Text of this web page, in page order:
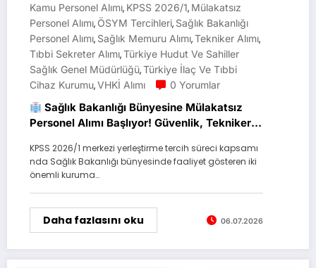
Kamu Personel Alımı, KPSS 2026/1, Mülakatsız
Personel Alımı, ÖSYM Tercihleri, Sağlık Bakanlığı
Personel Alımı, Sağlık Memuru Alımı,Tekniker Alımı,
Tıbbi Sekreter Alımı,Türkiye Hudut Ve Sahiller
Sağlık Genel Müdürlüğü,Türkiye İlaç Ve Tıbbi
Cihaz Kurumu,VHKİ Alımı 0 Yorumlar
Sağlık Bakanlığı Bünyesine Mülakatsız
Personel Alımı Başlıyor! Güvenlik, Tekniker,
Açıldı
KPSS 2026/1 merkezi yerleştirme tercih süreci kapsamı
nda Sağlık Bakanlığı bünyesinde faaliyet gösteren iki
önemli kuruma…
Daha fazlasını oku 06.07.2026